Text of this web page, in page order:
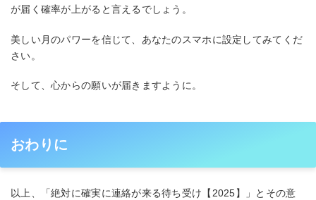
が届く確率が上がると言えるでしょう。
美しい月のパワーを信じて、あなたのスマホに設定してみてくだ
さい。
そして、心からの願いが届きますように。
おわりに
以上、「絶対に確実に連絡が来る待ち受け【2025】」とその意